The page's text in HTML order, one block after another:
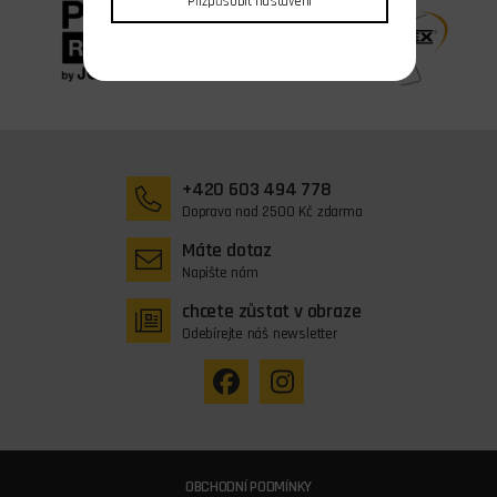
+420 603 494 778
Doprava nad 2500 Kč zdarma
Máte dotaz
Napište nám
chcete zůstat v obraze
Odebírejte náš newsletter
OBCHODNÍ PODMÍNKY